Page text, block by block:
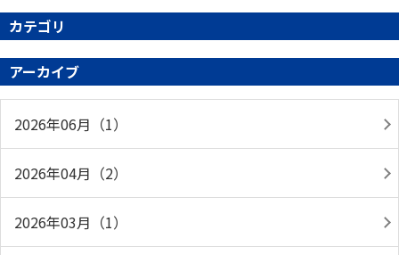
カテゴリ
アーカイブ
2026年06月（1）
2026年04月（2）
2026年03月（1）